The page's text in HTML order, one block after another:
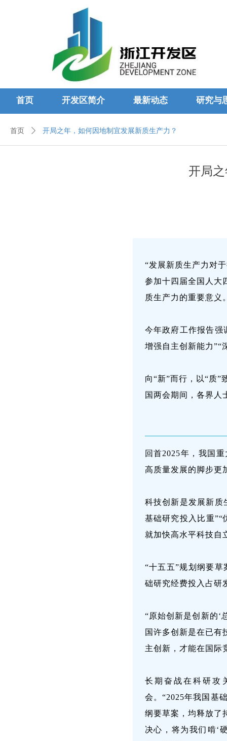
首页 开发区简介 最新动态 研究与
开局
“发展新质生产力对
参加十四届全国人大
质生产力的重要意义
今年政府工作报告强
增强自主创新能力”“
向“新”而行，以“质
国两会期间，各界人
回首2025年，我国
高质量发展的脚步更
科技创新是发展新质
基础研究投入比重
就加快高水平科技自
“十五五”规划纲要
础研究经费投入占研
“原始创新是创新的‘
国许多创新是在已有
主创新，才能在国际
长期奋战在科研攻
会。“2025年我国基
纲要草案，均释放了
决心，将为我们啃‘
首页 ꄲ 开局之年，如何因地制宜发展新质生产力？